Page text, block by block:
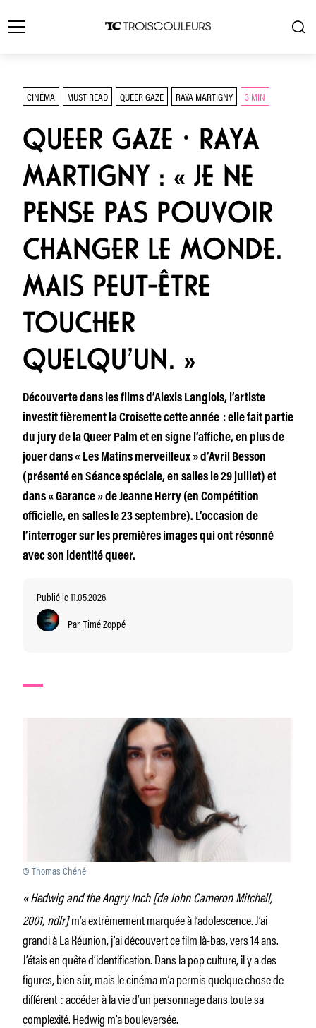
CINÉMA MUST READ QUEER GAZE RAYA MARTIGNY 3 MIN
QUEER GAZE ⸱ RAYA
MARTIGNY : « JE NE
PENSE PAS POUVOIR
CHANGER LE MONDE.
MAIS PEUT-ÊTRE
TOUCHER
QUELQU’UN. »
Découverte dans les films d’Alexis Langlois, l’artiste
investit fièrement la Croisette cette année : elle fait partie
du jury de la Queer Palm et en signe l’affiche, en plus de
jouer dans « Les Matins merveilleux » d’Avril Besson
(présenté en Séance spéciale, en salles le 29 juillet) et
dans « Garance » de Jeanne Herry (en Compétition
officielle, en salles le 23 septembre). L’occasion de
l’interroger sur les premières images qui ont résonné
avec son identité queer.
Publié le 11.05.2026
Par Timé Zoppé
© Thomas Chéné
«Hedwig and the Angry Inch [de John Cameron Mitchell,
2001, ndlr]m’a extrêmement marquée à l’adolescence. J’ai
grandi à La Réunion, j’ai découvert ce film là-bas, vers 14 ans.
J’étais en quête d’identification. Dans la pop culture, il y a des
figures, bien sûr, mais le cinéma m’a permis quelque chose de
différent : accéder à la vie d’un personnage dans toute sa
complexité. Hedwig m’a bouleversée.